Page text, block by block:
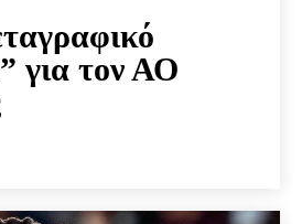
για τον ΑΟ